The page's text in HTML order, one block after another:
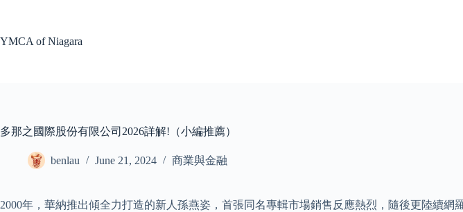
YMCA of Niagara
多那之國際股份有限公司2026詳解!（小編推薦）
benlau June 21, 2024 商業與金融
2000年，華納推出傾全力打造的新人孫燕姿，首張同名專輯市場銷售反應熱烈，隨後更陸續